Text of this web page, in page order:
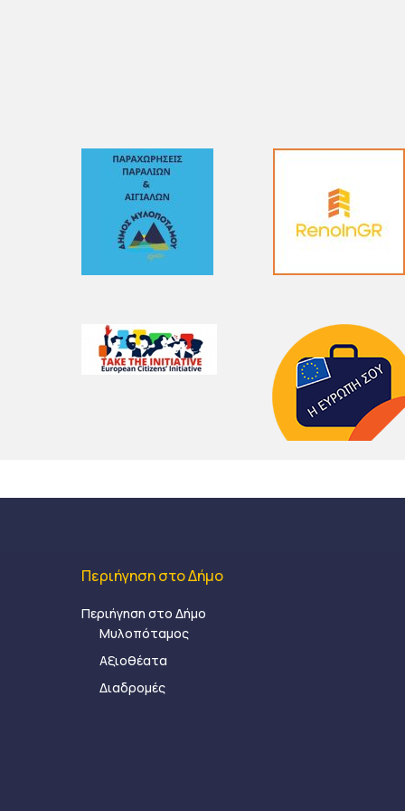
Περιήγηση στο Δήμο
Περιήγηση στο Δήμο
Μυλοπόταμος
Αξιοθέατα
Διαδρομές